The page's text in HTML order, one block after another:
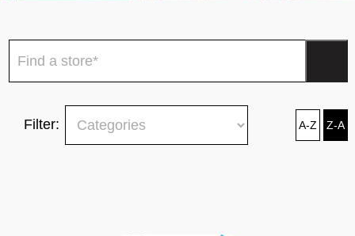
Filter: